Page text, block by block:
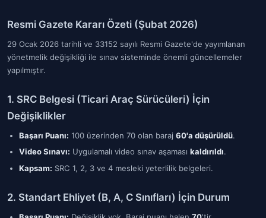
Resmi Gazete Kararı Özeti (Şubat 2026)
29 Ocak 2026 tarihli ve 33152 sayılı Resmi Gazete'de yayımlanan
yönetmelik değişikliği ile sınav sisteminde önemli güncellemeler
yapılmıştır.
1. SRC Belgesi (Ticari Araç Sürücüleri) İçin
Değişiklikler
Başarı Puanı: 100 üzerinden 70 olan baraj 60'a düşürüldü.
Video Sınavı: Uygulamalı video sınav aşaması kaldırıldı.
Kapsam: SRC 1, 2, 3 ve 4 mesleki yeterlilik belgeleri.
2. Standart Ehliyet (B, A, C Sınıfları) İçin Durum